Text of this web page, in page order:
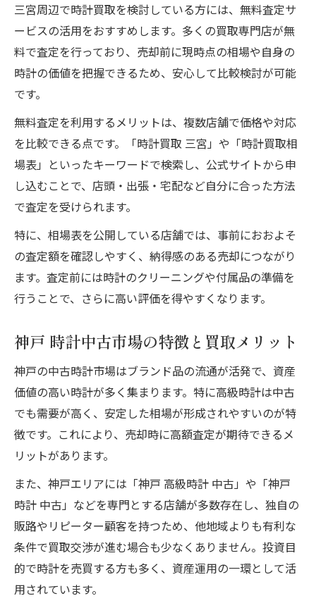
三宮周辺で時計買取を検討している方には、無料査定サ
ービスの活用をおすすめします。多くの買取専門店が無
料で査定を行っており、売却前に現時点の相場や自身の
時計の価値を把握できるため、安心して比較検討が可能
です。
無料査定を利用するメリットは、複数店舗で価格や対応
を比較できる点です。「時計買取 三宮」や「時計買取相
場表」といったキーワードで検索し、公式サイトから申
し込むことで、店頭・出張・宅配など自分に合った方法
で査定を受けられます。
特に、相場表を公開している店舗では、事前におおよそ
の査定額を確認しやすく、納得感のある売却につながり
ます。査定前には時計のクリーニングや付属品の準備を
行うことで、さらに高い評価を得やすくなります。
神戸 時計中古市場の特徴と買取メリット
神戸の中古時計市場はブランド品の流通が活発で、資産
価値の高い時計が多く集まります。特に高級時計は中古
でも需要が高く、安定した相場が形成されやすいのが特
徴です。これにより、売却時に高額査定が期待できるメ
リットがあります。
また、神戸エリアには「神戸 高級時計 中古」や「神戸
時計 中古」などを専門とする店舗が多数存在し、独自の
販路やリピーター顧客を持つため、他地域よりも有利な
条件で買取交渉が進む場合も少なくありません。投資目
的で時計を売買する方も多く、資産運用の一環として活
用されています。